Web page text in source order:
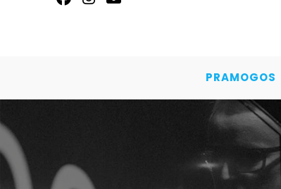
PRAMOGOS